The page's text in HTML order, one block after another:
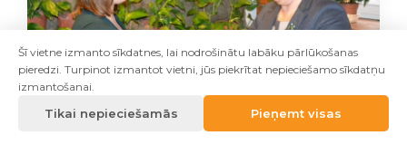
Šī vietne izmanto sīkdatnes, lai nodrošinātu labāku pārlūkošanas
pieredzi. Turpinot izmantot vietni, jūs piekrītat nepieciešamo sīkdatņu
izmantošanai.
Tikai nepieciešamās Pieņemt visas